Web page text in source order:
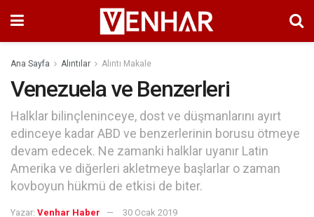
Ana Sayfa Alıntılar Alıntı Makale
Venezuela ve Benzerleri
Halklar bilinçleninceye, dost ve düşmanlarını ayırt
edinceye kadar ABD ve benzerlerinin borusu ötmeye
devam edecek. Ne zamanki halklar uyanır Latin
Amerika ve diğerleri akletmeye başlarlar o zaman
kovboyun hükmü de etkisi de biter.
Yazar: Venhar Haber 30 Ocak 2019